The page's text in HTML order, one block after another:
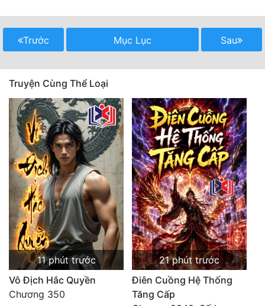
Quan Trường
Sảng Văn
Sắc
Sủng
Thanh Xuân
Tiên Hiệp
Tiểu Thuyết
Trinh Thám
Triều Đấu
Trùng Sinh
Trọng Sinh
Trước Mục Lục Sau
Truyện Cùng Thể Loại
11 phút trước
Vô Địch Hắc Quyền
Chương 350
21 phút trước
Điên Cuồng Hệ Thống
Tăng Cấp